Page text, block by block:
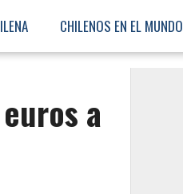
CHILENOS EN EL MUNDO
a